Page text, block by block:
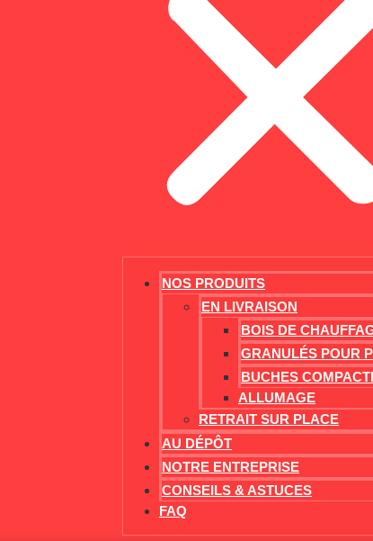
NOS PRODUITS
EN LIVRAISON
BOIS DE
GRANULÉS POUR
BUCHES
ALLUMAGE
RETRAIT SUR PLACE
AU DÉPÔT
NOTRE ENTREPRISE
CONSEILS & ASTUCES
FAQ